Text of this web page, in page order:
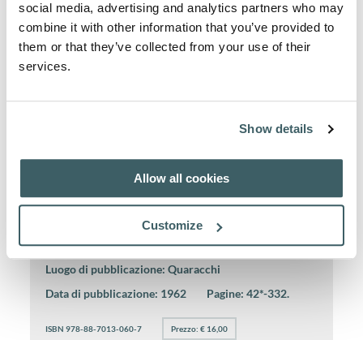
social media, advertising and analytics partners who may
combine it with other information that you’ve provided to
them or that they’ve collected from your use of their
services.
Show details
Allow all cookies
Customize
Matthaeus ab Aquasparta
Luogo di pubblicazione:Quaracchi
Data di pubblicazione:
Tom. IX. - Fr. Matthaei ab
Aquasparta Sermones de Beata
Maria Virgine, ed C. Piana
Luogo di pubblicazione: Quaracchi
Data di pubblicazione: 1962 Pagine: 42*-332.
ISBN 978-88-7013-060-7 Prezzo: € 16,00